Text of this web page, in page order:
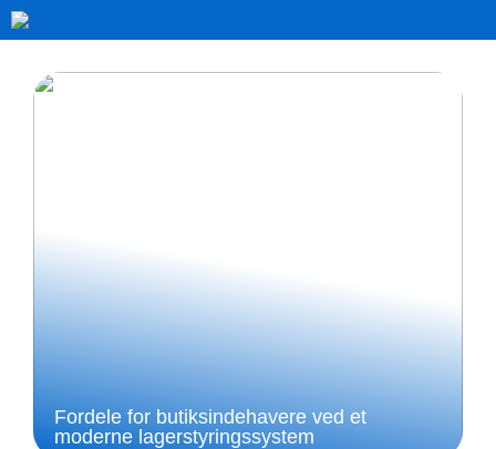
Fordele for butiksindehavere ved et
moderne lagerstyringssystem